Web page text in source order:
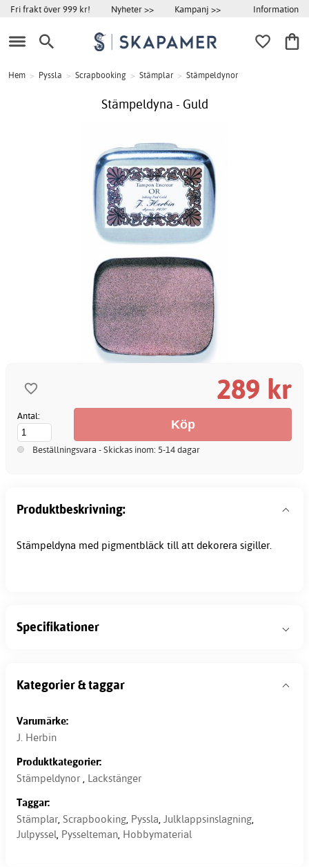
Fri frakt över 999 kr! Nyheter >> Kampanj >> Information
Hem > Pyssla > Scrapbooking > Stämplar > Stämpeldynor
Stämpeldyna - Guld
289 kr
Antal:
Beställningsvara - Skickas inom: 5-14 dagar
Produktbeskrivning:
Stämpeldyna med pigmentbläck till att dekorera sigiller.
Specifikationer
Kategorier & taggar
Varumärke:
J. Herbin
Produktkategorier:
Stämpeldynor , Lackstänger
Taggar:
Stämplar, Scrapbooking, Pyssla, Julklappsinslagning,
Julpyssel, Pysselteman, Hobbymaterial